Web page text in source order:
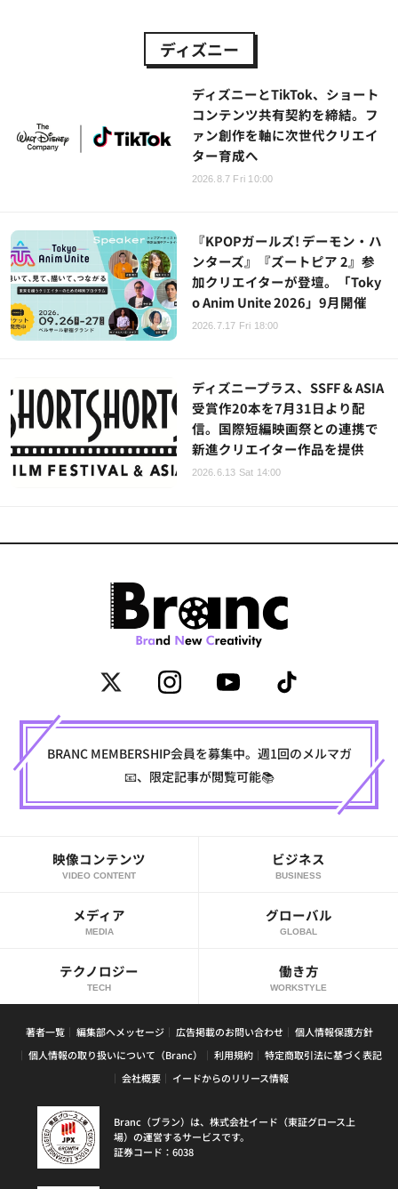
ディズニー
ディズニーとTikTok、ショート
コンテンツ共有契約を締結。フ
ァン創作を軸に次世代クリエイ
ター育成へ
2026.8.7 Fri 10:00
『KPOPガールズ! デーモン・ハ
ンターズ』『ズートピア 2』参
加クリエイターが登壇。「Toky
o Anim Unite 2026」9月開催
2026.7.17 Fri 18:00
ディズニープラス、SSFF & ASIA
受賞作20本を7月31日より配
信。国際短編映画祭との連携で
新進クリエイター作品を提供
2026.6.13 Sat 14:00
BRANC MEMBERSHIP会員を募集中。週1回のメルマガ
📧、限定記事が閲覧可能📚
映像コンテンツ
VIDEO CONTENT
ビジネス
BUSINESS
メディア
MEDIA
グローバル
GLOBAL
テクノロジー
TECH
働き方
WORKSTYLE
著者一覧 編集部へメッセージ 広告掲載のお問い合わせ
個人情報保護方針
個人情報の取り扱いについて（Branc）
利用規約
特定商取引法に基づく表記
会社概要
イードからのリリース情報
Branc（ブラン）は、株式会社イード（東証グロース上
場）の運営するサービスです。
証券コード：6038